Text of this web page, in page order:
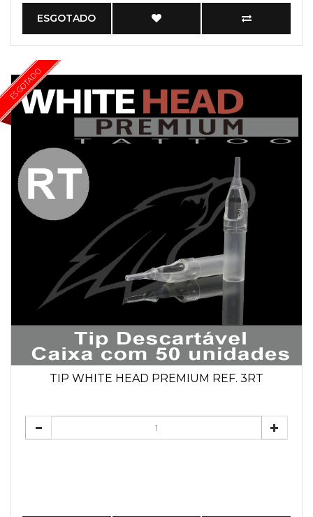
ESGOTADO
ESGOTADO
TIP WHITE HEAD PREMIUM REF. 3RT